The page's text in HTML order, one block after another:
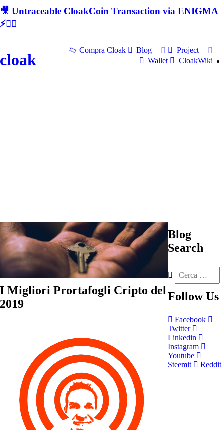
🎥 Untraceable CloakCoin Transaction via ENIGMA
⚡🕵‍♂
cloak
Compra Cloak Blog
Project
Wallet
CloakWiki
I Migliori Prortafogli Cripto del
2019
Blog
Search
Follow Us
Facebook
Twitter
Linkedin
Instagram
Youtube
Steemit
Reddit